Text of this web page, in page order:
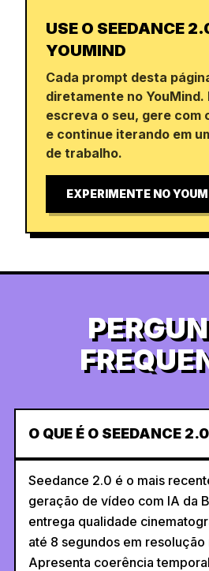
USE O SEEDANCE
YOUMIND
Cada prompt desta
diretamente no YouMind.
escreva o seu, gere com
e continue iterando em
de trabalho.
EXPERIMENTE NO
O QUE É O SEEDANCE
Seedance 2.0 é o mais
geração de vídeo com IA da
entrega qualidade
até 8 segundos em resolução
Apresenta coerência